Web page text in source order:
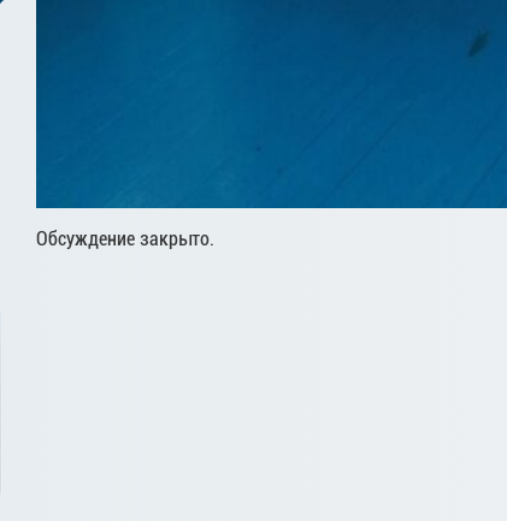
Обсуждение закрыто.